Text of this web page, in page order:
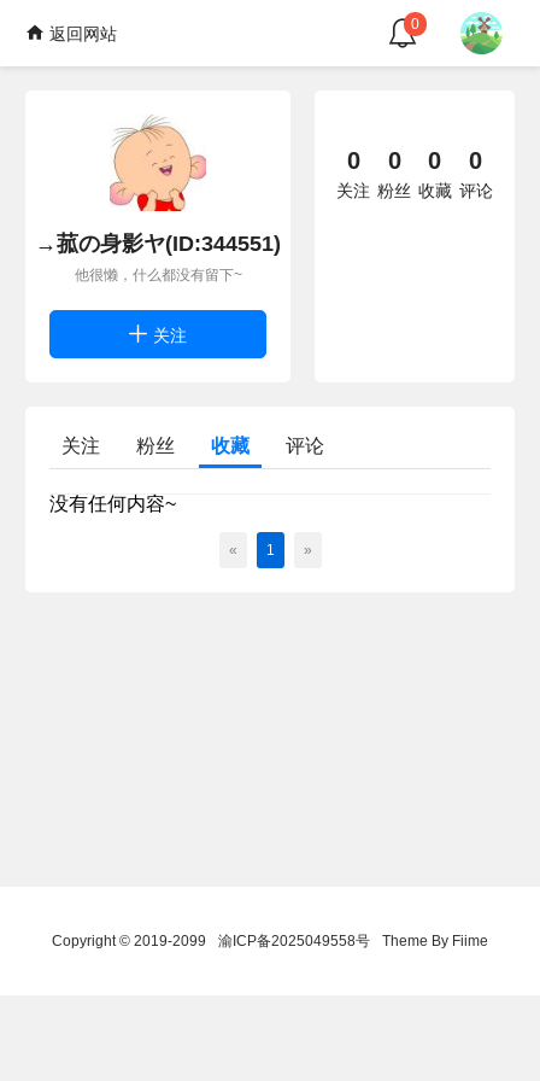
返回网站 0
→菰の身影ヤ(ID:344551)
他很懒，什么都没有留下~
关注
0
关注
0
粉丝
0
收藏
0
评论
关注 粉丝 收藏 评论
没有任何内容~
« 1 »
Copyright © 2019-2099 渝ICP备2025049558号 Theme By Fiime